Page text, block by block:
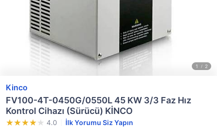
Kinco
FV100-4T-0450G/0550L 45 KW 3/3 Faz Hız
Kontrol Cihazı (Sürücü) KİNCO
4.0 İlk Yorumu Siz Yapın